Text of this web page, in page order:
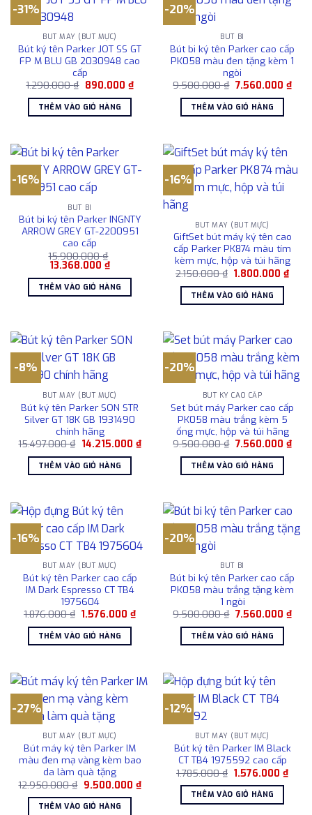
-31%
BÚT MÁY (BÚT MỰC)
Bút ký tên Parker JOT SS GT
FP M BLU GB 2030948 cao
cấp
1.290.000₫ Giá
là:
1.290.000 ₫.
890.000 ₫Giá
THÊM VÀO GIỎ HÀNG
-20%
BÚT BI
Bút bi ký tên Parker cao cấp
PK058 màu đen tặng kèm 1
ngòi
9.500.000₫ Giá
là:
9.500.000 ₫.
7.560.000 ₫Giá
THÊM VÀO GIỎ HÀNG
-16%
BÚT BI
Bút bi ký tên Parker INGNTY
ARROW GREY GT-2200951
cao cấp
15.900.000₫
Giá
là:
15.900.000 ₫.
13.368.000 ₫Giá
hiện
tại
là:
13.368.000 ₫.
THÊM VÀO GIỎ HÀNG
-16%
BÚT MÁY (BÚT MỰC)
GiftSet bút máy ký tên cao
cấp Parker PK874 màu tím
kèm mực, hộp và túi hãng
2.150.000₫ Giá
là:
2.150.000 ₫.
1.800.000₫Giá
hiện
THÊM VÀO GIỎ HÀNG
-8%
BÚT MÁY (BÚT MỰC)
Bút ký tên Parker SON STR
Silver GT 18K GB 1931490
chính hãng
15.497.000₫ Giá
là:
15.497.000 ₫.
14.215.000 ₫Giá
hiện
14.215.000 ₫.
THÊM VÀO GIỎ HÀNG
-20%
BÚT KÝ CAO CẤP
Set bút máy Parker cao cấp
PK058 màu trắng kèm 5
ống mực, hộp và túi hãng
9.500.000₫ Giá
là:
9.500.000 ₫.
7.560.000 ₫Giá
hiện
THÊM VÀO GIỎ HÀNG
-16%
BÚT MÁY (BÚT MỰC)
Bút ký tên Parker cao cấp
IM Dark Espresso CT TB4
1975604
1.876.000₫ Giá
là:
1.876.000 ₫.
1.576.000₫Giá
hiện
1.576.000 ₫.
THÊM VÀO GIỎ HÀNG
-20%
BÚT BI
Bút bi ký tên Parker cao cấp
PK058 màu trắng tặng kèm
1 ngòi
9.500.000₫ Giá
là:
9.500.000 ₫.
7.560.000 ₫Giá
hiện
THÊM VÀO GIỎ HÀNG
-27%
BÚT MÁY (BÚT MỰC)
Bút máy ký tên Parker IM
màu đen mạ vàng kèm bao
da làm quà tặng
12.950.000₫ Giá
là:
12.950.000 ₫.
9.500.000 ₫Giá
hiện
THÊM VÀO GIỎ HÀNG
-12%
BÚT MÁY (BÚT MỰC)
Bút ký tên Parker IM Black
CT TB4 1975592 cao cấp
1.785.000₫ Giá
là:
1.785.000 ₫.
1.576.000₫Giá
hiện
THÊM VÀO GIỎ HÀNG